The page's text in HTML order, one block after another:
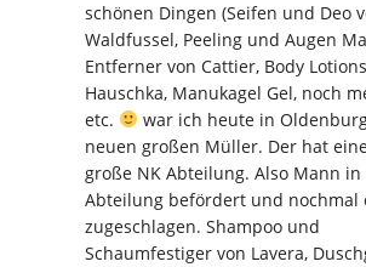
schönen Dingen (Seifen und Deo
Waldfussel, Peeling und Augen
Entferner von Cattier, Body
Hauschka, Manukagel Gel, noch
etc.
war ich heute in
neuen großen Müller. Der hat
große NK Abteilung. Also Mann in
Abteilung befördert und nochmal
zugeschlagen. Shampoo und
Schaumfestiger von Lavera,